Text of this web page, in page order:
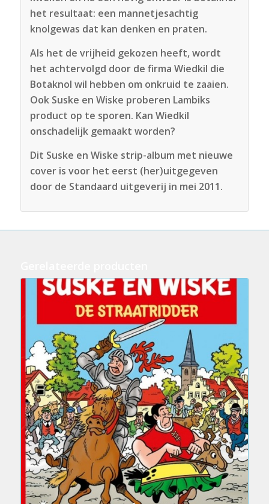
het resultaat: een mannetjesachtig
knolgewas dat kan denken en praten.
Als het de vrijheid gekozen heeft, wordt
het achtervolgd door de firma Wiedkil die
Botaknol wil hebben om onkruid te zaaien.
Ook Suske en Wiske proberen Lambiks
product op te sporen. Kan Wiedkil
onschadelijk gemaakt worden?
Dit Suske en Wiske strip-album met nieuwe
cover is voor het eerst (her)uitgegeven
door de Standaard uitgeverij in mei 2011.